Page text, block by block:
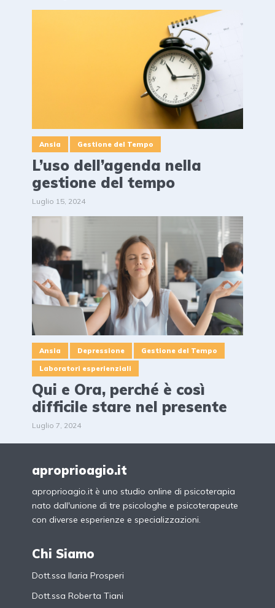
Ansia Gestione del Tempo
L’uso dell’agenda nella
gestione del tempo
Luglio 15, 2024
Ansia Depressione Gestione del Tempo
Laboratori esperienziali
Qui e Ora, perché è così
difficile stare nel presente
Luglio 7, 2024
aproprioagio.it
aproprioagio.it è uno studio online di psicoterapia
nato dall'unione di tre psicologhe e psicoterapeute
con diverse esperienze e specializzazioni.
Chi Siamo
Dott.ssa Ilaria Prosperi
Dott.ssa Roberta Tiani